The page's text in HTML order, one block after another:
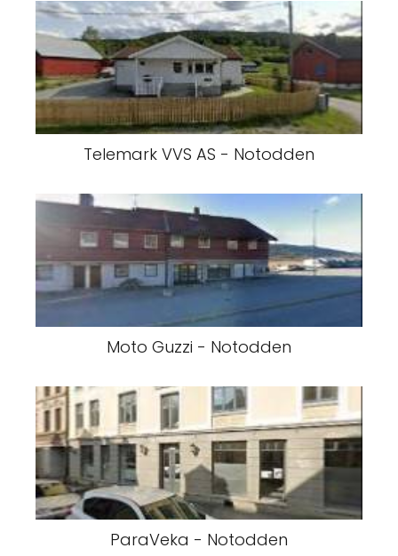
Telemark VVS AS - Notodden
Moto Guzzi - Notodden
ParaVeka - Notodden